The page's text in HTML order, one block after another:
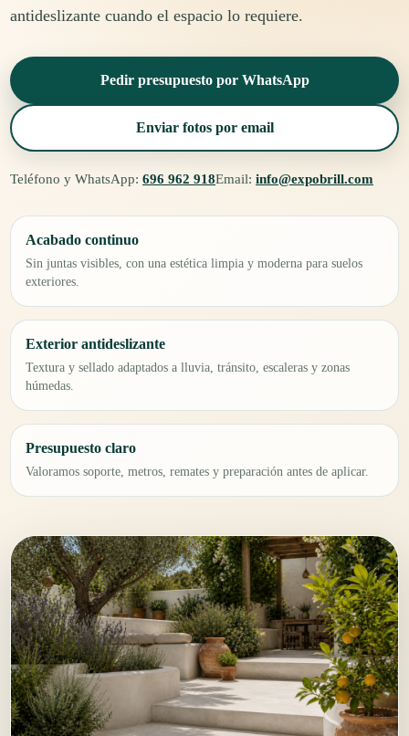
antideslizante cuando el espacio lo requiere.
Pedir presupuesto por WhatsApp
Enviar fotos por email
Teléfono y WhatsApp: 696 962 918Email: info@expobrill.com
Acabado continuo
Sin juntas visibles, con una estética limpia y moderna para suelos
exteriores.
Exterior antideslizante
Textura y sellado adaptados a lluvia, tránsito, escaleras y zonas
húmedas.
Presupuesto claro
Valoramos soporte, metros, remates y preparación antes de aplicar.